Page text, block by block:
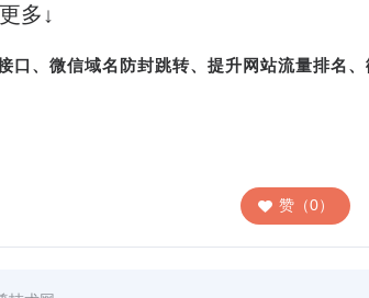
多↓
口、微信域名防封跳转、提升网站流量排名
赞（0）